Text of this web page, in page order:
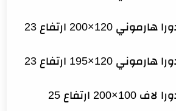
سعر مرتبة الدورا هارموني 120×200 ارتفاع 23
سعر مرتبة الدورا هارموني 120×195 ارتفاع 23
سعر مرتبة الدورا لاف 100×200 ارتفاع 25